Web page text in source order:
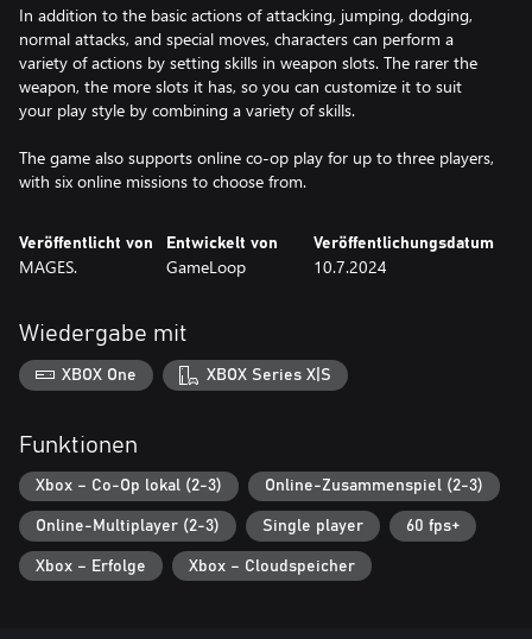
In addition to the basic actions of attacking, jumping, dodging,
normal attacks, and special moves, characters can perform a
variety of actions by setting skills in weapon slots. The rarer the
weapon, the more slots it has, so you can customize it to suit
your play style by combining a variety of skills.
The game also supports online co-op play for up to three players,
with six online missions to choose from.
Veröffentlicht von
MAGES.
Entwickelt von
GameLoop
Veröffentlichungsdatum
10.7.2024
Wiedergabe mit
XBOX One XBOX Series X|S
Funktionen
Xbox – Co-Op lokal (2-3) Online-Zusammenspiel (2-3)
Online-Multiplayer (2-3) Single player 60 fps+
Xbox – Erfolge Xbox – Cloudspeicher